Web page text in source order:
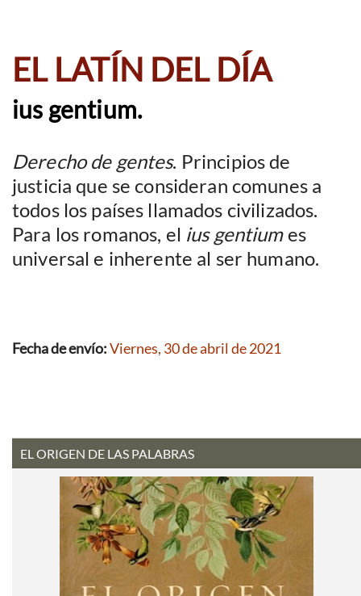
EL LATÍN DEL DÍA
ius gentium.
Derecho de gentes. Principios de
justicia que se consideran comunes a
todos los países llamados civilizados.
Para los romanos, el ius gentium es
universal e inherente al ser humano.
Fecha de envío:Viernes, 30 de abril de 2021
EL ORIGEN DE LAS PALABRAS